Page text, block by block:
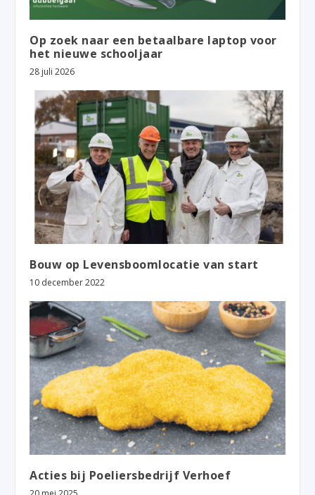
Op zoek naar een betaalbare laptop voor
het nieuwe schooljaar
28 juli 2026
Bouw op Levensboomlocatie van start
10 december 2022
Acties bij Poeliersbedrijf Verhoef